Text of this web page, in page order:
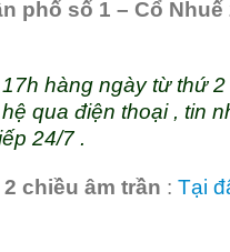
phố số 1 – Cổ
hàng ngày từ thứ
qua điện thoại , tin
24/7 .
chiều âm trần : Tại